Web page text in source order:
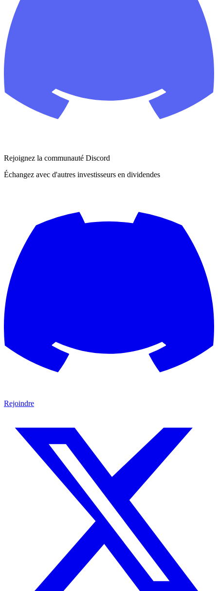
Rejoignez la communauté Discord
Échangez avec d'autres investisseurs en dividendes
Rejoindre